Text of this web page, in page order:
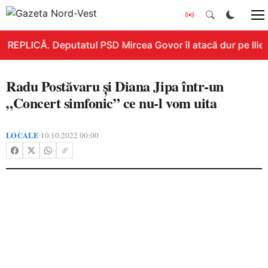
REPLICĂ. Deputatul PSD Mircea Govor îl atacă dur pe
Radu Postăvaru și Diana Jipa într-un
„Concert simfonic” ce nu-l vom uita
LOCALE•10.10.2022 00:00